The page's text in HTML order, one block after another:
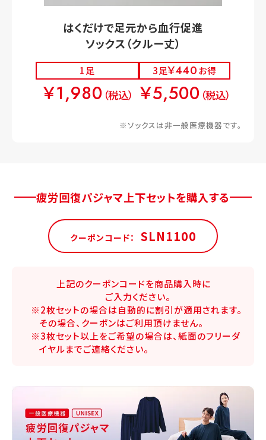
はくだけで足元から血行促進
ソックス（クルー丈）
1足
￥1,980（税込）
3足￥440お得
￥5,500（税込）
※ソックスは非一般医療機器です。
疲労回復パジャマ上下セットを購入する
クーポンコード： SLN1100
上記のクーポンコードを商品購入時に
ご入力ください。
※2枚セットの場合は自動的に割引が適用されます。
その場合、クーポンはご利用頂けません。
※3枚セット以上をご希望の場合は、紙面のフリーダ
イヤルまでご連絡ください。